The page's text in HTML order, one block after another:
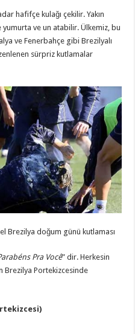
hafifçe kulağı çekilir. Yakın
ve un atabilir. Ülkemiz, bu
ve Fenerbahçe gibi Brezilyalı
sürpriz kutlamalar
Brezilya doğum günü kutlaması
Pra Você” dir. Herkesin
Brezilya Portekizcesinde